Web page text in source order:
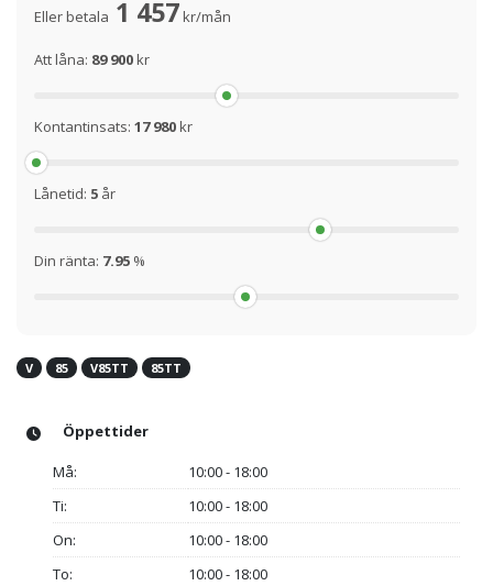
Eller betala 1 457kr/mån
Att låna: 89 900kr
Kontantinsats: 17 980kr
Lånetid: 5 år
Din ränta: 7.95 %
V 85 V85TT 85TT
Öppettider
Må:
10:00 - 18:00
Ti:
10:00 - 18:00
On:
10:00 - 18:00
To:
10:00 - 18:00